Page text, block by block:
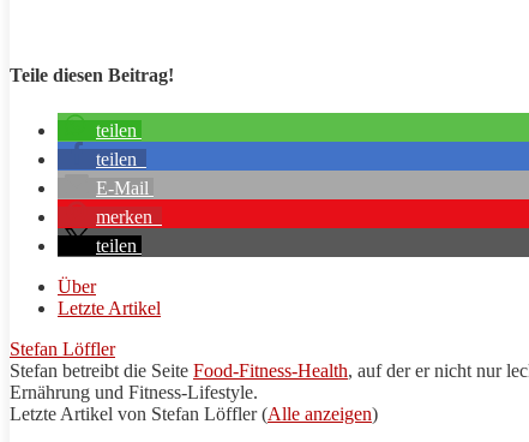
Teile diesen Beitrag!
teilen
teilen
E-Mail
merken
teilen
Über
Letzte Artikel
Stefan Löffler
Stefan betreibt die Seite Food-Fitness-Health, auf der er nicht nur
Ernährung und Fitness-Lifestyle.
Letzte Artikel von Stefan Löffler(Alle anzeigen)